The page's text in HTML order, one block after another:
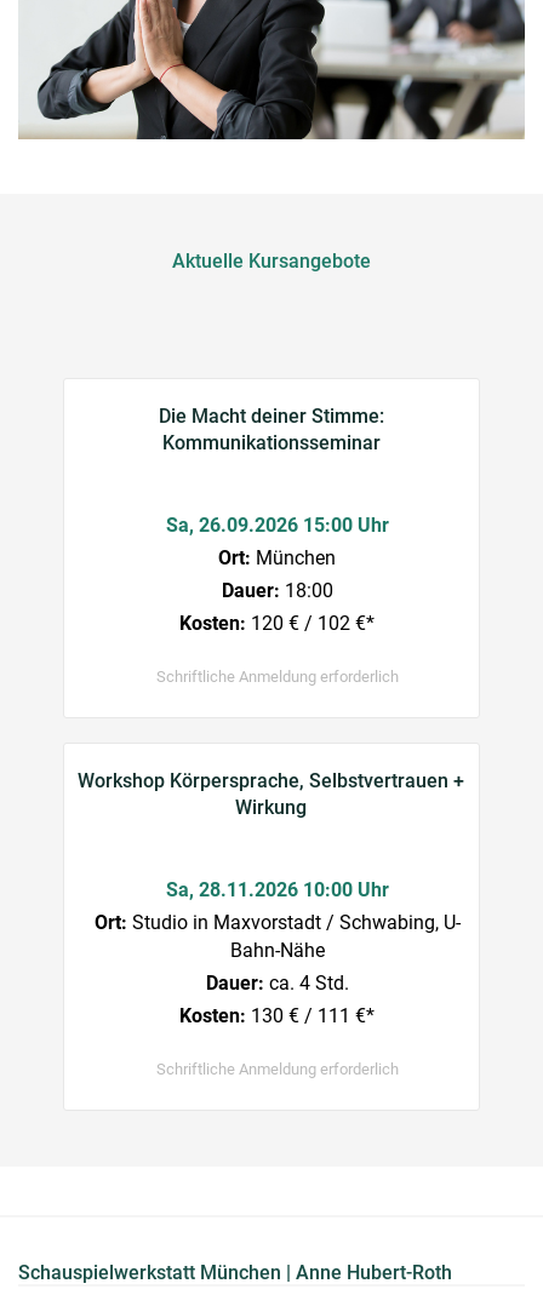
Aktuelle Kursangebote
Die Macht deiner Stimme:
Kommunikationsseminar
Sa, 26.09.2026 15:00 Uhr
Ort: München
Dauer: 18:00
Kosten: 120 € / 102 €*
Schriftliche Anmeldung erforderlich
Workshop Körpersprache, Selbstvertrauen +
Wirkung
Sa, 28.11.2026 10:00 Uhr
Ort: Studio in Maxvorstadt / Schwabing, U-
Bahn-Nähe
Dauer: ca. 4 Std.
Kosten: 130 € / 111 €*
Schriftliche Anmeldung erforderlich
Schauspielwerkstatt München | Anne Hubert-Roth